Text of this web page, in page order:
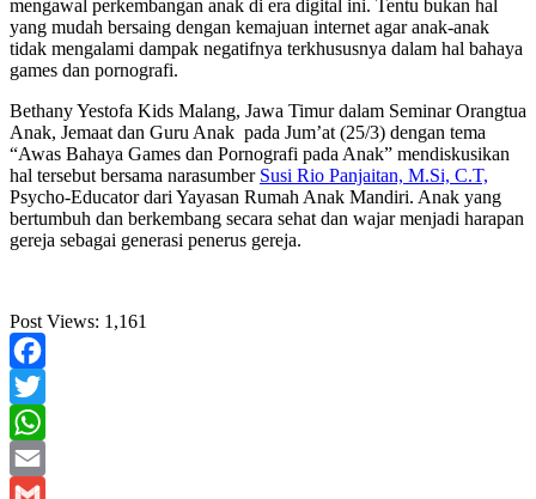
mengawal perkembangan anak di era digital ini. Tentu bukan hal
yang mudah bersaing dengan kemajuan internet agar anak-anak
tidak mengalami dampak negatifnya terkhususnya dalam hal bahaya
games dan pornografi.
Bethany Yestofa Kids Malang, Jawa Timur dalam Seminar Orangtua
Anak, Jemaat dan Guru Anak pada Jum’at (25/3) dengan tema
“Awas Bahaya Games dan Pornografi pada Anak” mendiskusikan
hal tersebut bersama narasumber Susi Rio Panjaitan, M.Si, C.T,
Psycho-Educator dari Yayasan Rumah Anak Mandiri. Anak yang
bertumbuh dan berkembang secara sehat dan wajar menjadi harapan
gereja sebagai generasi penerus gereja.
Post Views: 1,161
Facebook
Twitter
WhatsApp
Email